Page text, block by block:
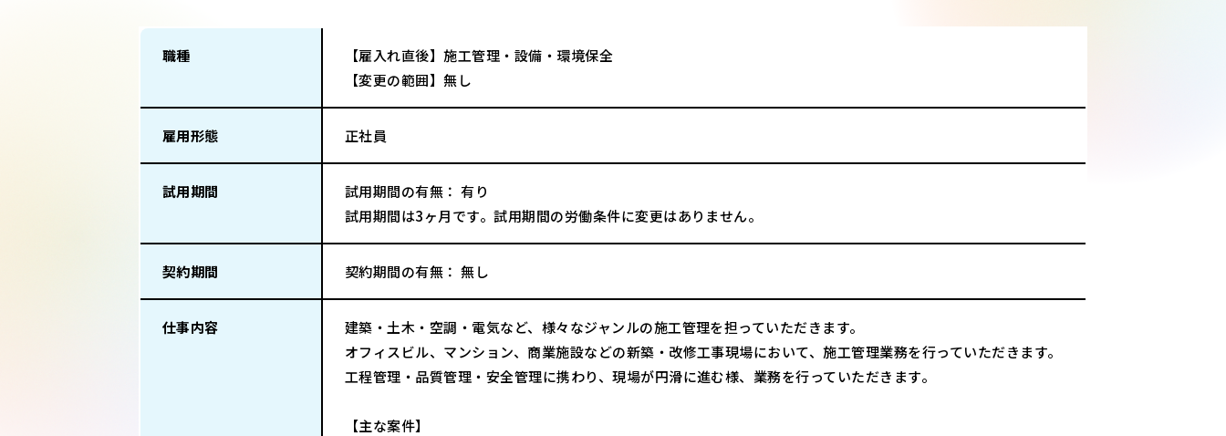
職種
【雇入れ直後】施工管理・設備・環境保全
【変更の範囲】無し
雇用形態 正社員
試用期間
試用期間の有無： 有り
試用期間は3ヶ月です。試用期間の労働条件に変更はありません。
契約期間 契約期間の有無： 無し
仕事内容
建築・土木・空調・電気など、様々なジャンルの施工管理を担っていただきます。
オフィスビル、マンション、商業施設などの新築・改修工事現場において、施工管理業務を行っていただきます。
工程管理・品質管理・安全管理に携わり、現場が円滑に進む様、業務を行っていただきます。
【主な案件】